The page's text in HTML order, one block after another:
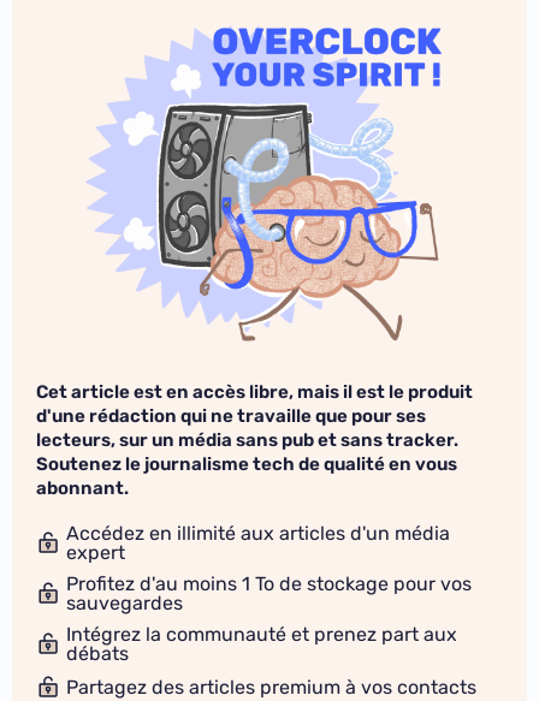
Cet article est en accès libre, mais il est le produit
d'une rédaction qui ne travaille que pour ses
lecteurs, sur un média sans pub et sans tracker.
Soutenez le journalisme tech de qualité en vous
abonnant.
Accédez en illimité aux articles d'un média
expert
Profitez d'au moins 1 To de stockage pour vos
sauvegardes
Intégrez la communauté et prenez part aux
débats
Partagez des articles premium à vos contacts